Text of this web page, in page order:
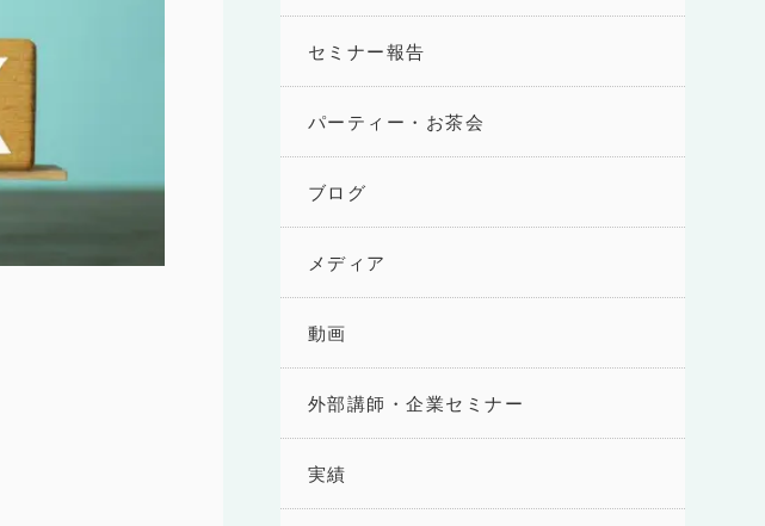
セミナー報告
パーティー・お茶会
ブログ
メディア
動画
外部講師・企業セミナー
実績